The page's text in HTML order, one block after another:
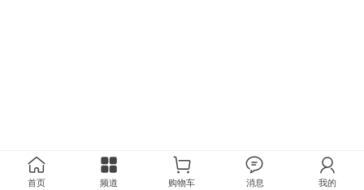
首页 频道 购物车 消息 我的